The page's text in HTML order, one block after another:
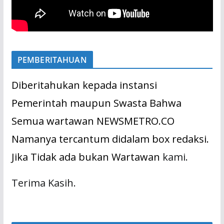
PEMBERITAHUAN
Diberitahukan kepada instansi
Pemerintah maupun Swasta Bahwa
Semua wartawan NEWSMETRO.CO
Namanya tercantum didalam box redaksi.
Jika Tidak ada bukan Wartawan kami.
Terima Kasih.